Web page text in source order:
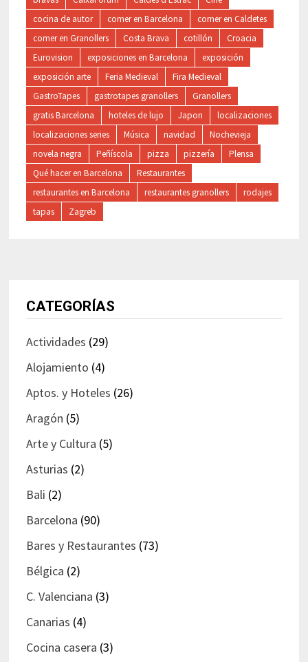
cocina de autor
comer en Barcelona
comer en Caldetes
comer en Granollers
Costa Brava cotillón
Croacia
Eurovision
exposiciones en Barcelona
exposición
exposición arte
Feria Medieval
Fira Medieval
GastroTapes
gastrotapes granollers
Granollers
gratis Barcelona
hoteles de lujo Japon
localizaciones
localizaciones series
Música navidad
Nochevieja
novela negra
Peñíscola pizza pizzería
Plensa
Qué hacer en Barcelona
Restaurantes
restaurantes en Barcelona
restaurantes granollers
rodajes
tapas
Zagreb
CATEGORÍAS
Actividades (29)
Alojamiento (4)
Aptos. y Hoteles (26)
Aragón (5)
Arte y Cultura (5)
Asturias (2)
Bali (2)
Barcelona (90)
Bares y Restaurantes (73)
Bélgica (2)
C. Valenciana (3)
Canarias (4)
Cocina casera (3)